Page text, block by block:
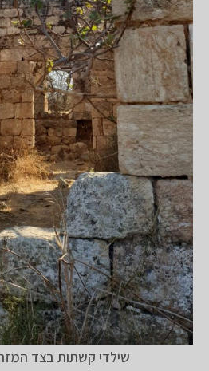
שילדי קשתות בצד